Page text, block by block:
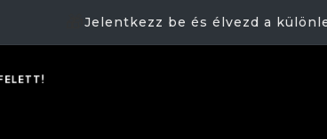
Jelentkezz be és élvezd a
FELETT